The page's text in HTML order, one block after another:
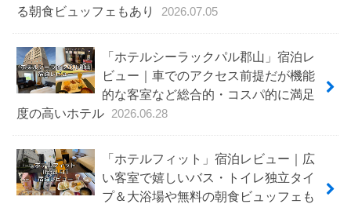
る朝食ビュッフェもあり
2026.07.05
「ホテルシーラックパル郡山」宿泊レ
ビュー｜車でのアクセス前提だが機能
的な客室など総合的・コスパ的に満足
度の高いホテル
2026.06.28
「ホテルフィット」宿泊レビュー｜広
い客室で嬉しいバス・トイレ独立タイ
プ＆大浴場や無料の朝食ビュッフェも